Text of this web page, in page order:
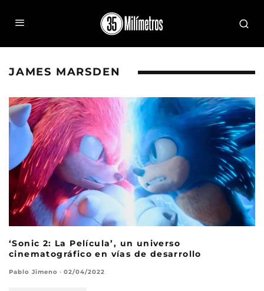
JAMES MARSDEN
‘Sonic 2: La Película’, un universo
cinematográfico en vías de desarrollo
Pablo Jimeno · 02/04/2022